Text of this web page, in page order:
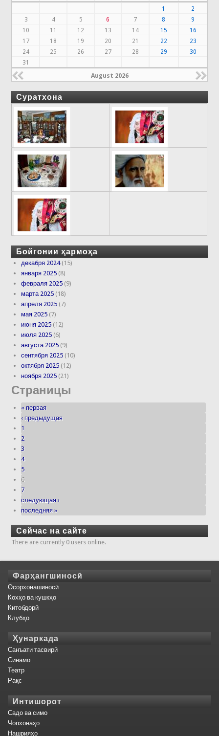
1
2
3
4 5 6 7 8
9
10
11 12 13 14 15
16
17
18 19 20 21 22
23
24
25 26 27 28 29
30
31
August 2026
Суратхона
Бойгонии ҳармоҳа
декабря 2024(15)
января 2025 (8)
февраля 2025 (9)
марта 2025 (18)
апреля 2025 (7)
мая 2025 (7)
июня 2025 (12)
июля 2025 (6)
августа 2025 (9)
сентября 2025 (10)
октября 2025 (12)
ноября 2025 (21)
Страницы
« первая
‹ предыдущая
1
2
3
4
5
6
7
следующая ›
последняя »
Сейчас на сайте
There are currently 0 users online.
Фарҳангшиносӣ
Осорхонашиносӣ
Кохҳо ва кушкҳо
Китобдорӣ
Клубҳо
Ҳунаркада
Санъати тасвирӣ
Синамо
Театр
Рақс
Интишорот
Садо ва симо
Чопхонаҳо
Нашрияҳо